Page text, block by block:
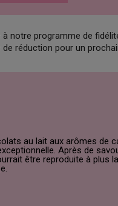
à notre programme de
réduction pour un
au lait aux arômes de
Après de
être reproduite à plus